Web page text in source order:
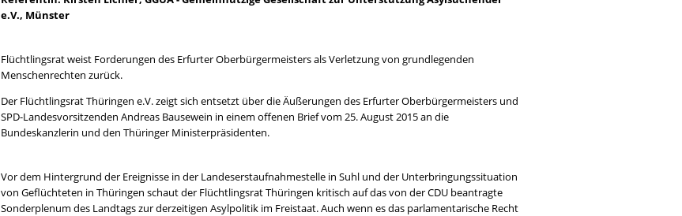
e.V., Münster
Flüchtlingsrat weist Forderungen des Erfurter Oberbürgermeisters als Verletzung von grundlegenden
Menschenrechten zurück.
Der Flüchtlingsrat Thüringen e.V. zeigt sich entsetzt über die Äußerungen des Erfurter Oberbürgermeisters und
SPD-Landesvorsitzenden Andreas Bausewein in einem offenen Brief vom 25. August 2015 an die
Bundeskanzlerin und den Thüringer Ministerpräsidenten.
Vor dem Hintergrund der Ereignisse in der Landeserstaufnahmestelle in Suhl und der Unterbringungssituation
von Geflüchteten in Thüringen schaut der Flüchtlingsrat Thüringen kritisch auf das von der CDU beantragte
Sonderplenum des Landtags zur derzeitigen Asylpolitik im Freistaat. Auch wenn es das parlamentarische Recht